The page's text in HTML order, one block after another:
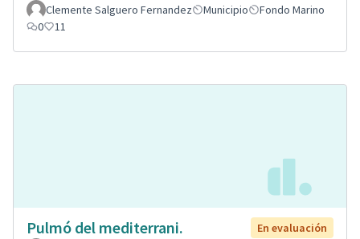
Clemente Salguero Fernandez
Municipio
Fondo Marino
0
11
Pulmó del mediterrani.
En evaluación